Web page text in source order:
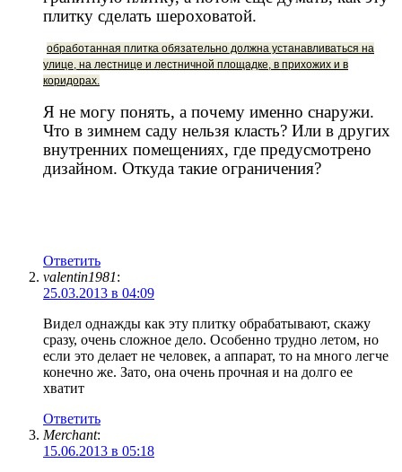
плитку сделать шероховатой.
обработанная плитка обязательно должна устанавливаться на
улице, на лестнице и лестничной площадке, в прихожих и в
коридорах.
Я не могу понять, а почему именно снаружи.
Что в зимнем саду нельзя класть? Или в других
внутренних помещениях, где предусмотрено
дизайном. Откуда такие ограничения?
Ответить
valentin1981:
25.03.2013 в 04:09
Видел однажды как эту плитку обрабатывают, скажу
сразу, очень сложное дело. Особенно трудно летом, но
если это делает не человек, а аппарат, то на много легче
конечно же. Зато, она очень прочная и на долго ее
хватит
Ответить
Merchant:
15.06.2013 в 05:18